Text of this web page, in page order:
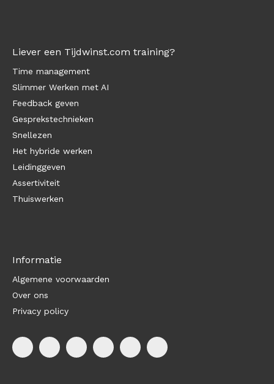
Liever een Tijdwinst.com training?
Time management
Slimmer Werken met AI
Feedback geven
Gesprekstechnieken
Snellezen
Het hybride werken
Leidinggeven
Assertiviteit
Thuiswerken
Informatie
Algemene voorwaarden
Over ons
Privacy policy